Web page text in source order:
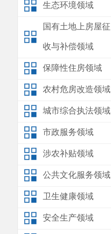
生态环境领域
国有土地上房屋征
收与补偿领域
保障性住房领域
农村危房改造领域
城市综合执法领域
市政服务领域
涉农补贴领域
公共文化服务领域
卫生健康领域
安全生产领域